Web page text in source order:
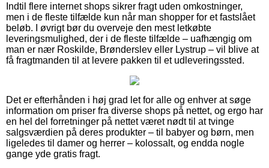
Indtil flere internet shops sikrer fragt uden omkostninger,
men i de fleste tilfælde kun når man shopper for et fastslået
beløb. I øvrigt bør du overveje den mest letkøbte
leveringsmulighed, der i de fleste tilfælde – uafhængig om
man er nær Roskilde, Brønderslev eller Lystrup – vil blive at
få fragtmanden til at levere pakken til et udleveringssted.
Det er efterhånden i høj grad let for alle og enhver at søge
information om priser fra diverse shops på nettet, og ergo har
en hel del forretninger på nettet været nødt til at tvinge
salgsværdien på deres produkter – til babyer og børn, men
ligeledes til damer og herrer – kolossalt, og endda nogle
gange yde gratis fragt.